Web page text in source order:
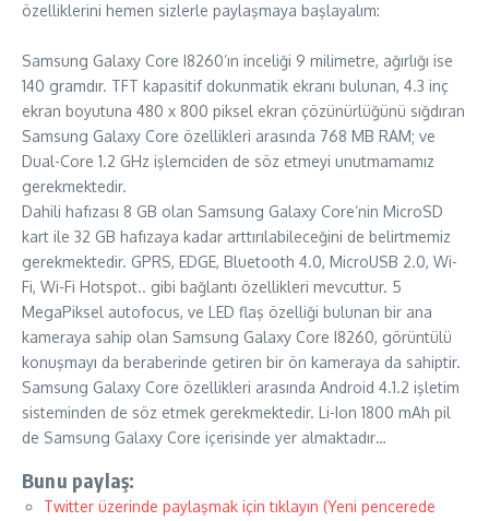
özelliklerini hemen sizlerle paylaşmaya başlayalım:
Samsung Galaxy Core I8260’ın inceliği 9 milimetre, ağırlığı ise
140 gramdır. TFT kapasitif dokunmatik ekranı bulunan, 4.3 inç
ekran boyutuna 480 x 800 piksel ekran çözünürlüğünü sığdıran
Samsung Galaxy Core özellikleri arasında 768 MB RAM; ve
Dual-Core 1.2 GHz işlemciden de söz etmeyi unutmamamız
gerekmektedir.
Dahili hafızası 8 GB olan Samsung Galaxy Core’nin MicroSD
kart ile 32 GB hafızaya kadar arttırılabileceğini de belirtmemiz
gerekmektedir. GPRS, EDGE, Bluetooth 4.0, MicroUSB 2.0, Wi-
Fi, Wi-Fi Hotspot.. gibi bağlantı özellikleri mevcuttur. 5
MegaPiksel autofocus, ve LED flaş özelliği bulunan bir ana
kameraya sahip olan Samsung Galaxy Core I8260, görüntülü
konuşmayı da beraberinde getiren bir ön kameraya da sahiptir.
Samsung Galaxy Core özellikleri arasında Android 4.1.2 işletim
sisteminden de söz etmek gerekmektedir. Li-Ion 1800 mAh pil
de Samsung Galaxy Core içerisinde yer almaktadır…
Bunu paylaş:
Twitter üzerinde paylaşmak için tıklayın (Yeni pencerede